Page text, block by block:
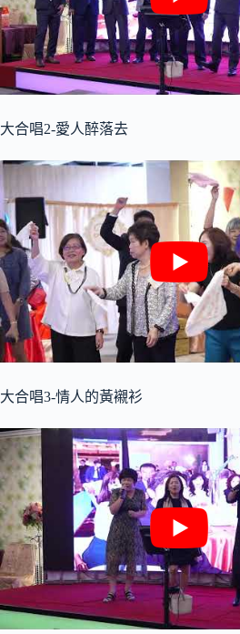
大合唱2-愛人醉落去
大合唱3-情人的黃襯衫